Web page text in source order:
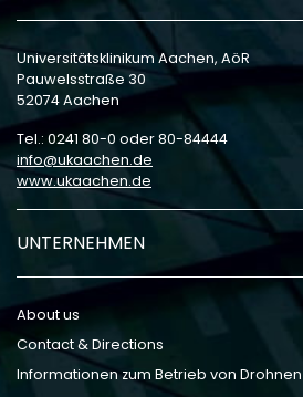
Universitätsklinikum Aachen, AöR
Pauwelsstraße 30
52074 Aachen
Tel.: 0241 80-0 oder 80-84444
info
ukaachen de
www.ukaachen.de
UNTERNEHMEN
About us
Contact & Directions
Informationen zum Betrieb von Drohnen